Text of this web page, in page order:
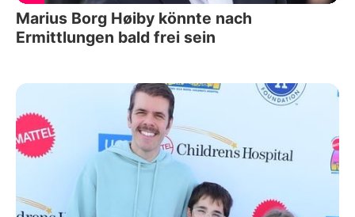
Marius Borg Høiby könnte nach
Ermittlungen bald frei sein